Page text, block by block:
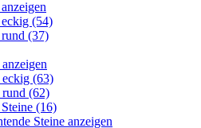
(54)
(37)
eckig (63)
rund (62)
(16)
Steine anzeigen